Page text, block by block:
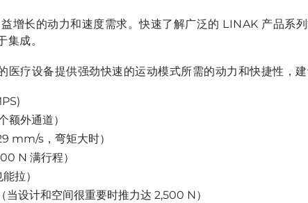
增长的动力和速度需求。快速了解广泛的 LINAK 产品系
集成。
医疗设备提供强劲快速的运动模式所需的动力和快捷性，
额外通道）
mm/s，弯矩大时）
N 满行程）
拉）
（当设计和空间很重要时推力达 2,500 N）